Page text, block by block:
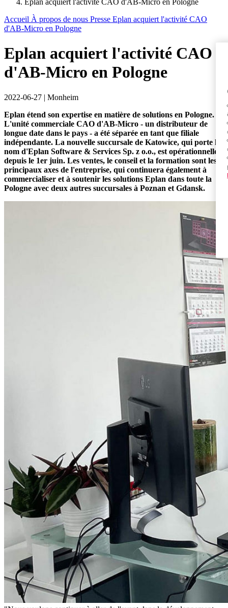
Eplan acquiert l'activité CAO d'AB-Micro en Pologne
Accueil À propos de nous Presse Eplan acquiert l'activité CAO
d'AB-Micro en Pologne
Eplan acquiert l'activité CAO
d'AB-Micro en Pologne
2022-06-27 | Monheim
Eplan étend son expertise en matière de solutions en Pologne.
L'unité commerciale CAO d'AB-Micro - un distributeur de
longue date dans le pays - a été séparée en tant que filiale
indépendante. La nouvelle succursale de Katowice, qui porte le
nom d'Eplan Software & Services Sp. z o.o., est opérationnelle
depuis le 1er juin. Les ventes, le conseil et la formation sont les
principaux axes de l'entreprise, qui continuera également à
commercialiser et à soutenir les solutions Eplan dans toute la
Pologne avec deux autres succursales à Poznan et Gdansk.